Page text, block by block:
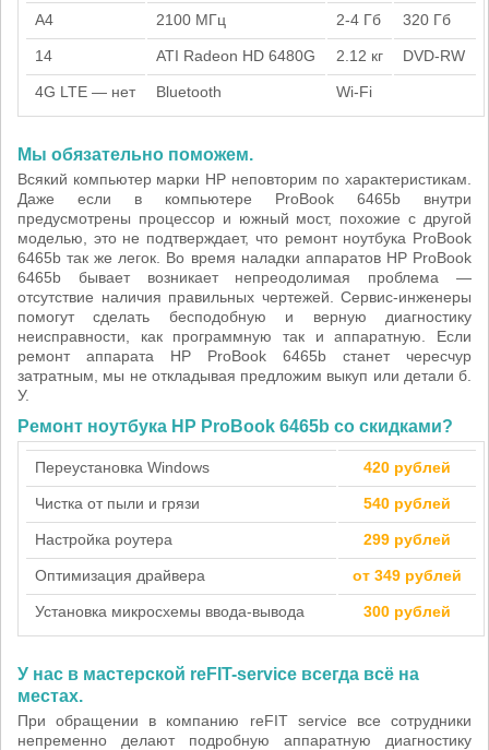
A4 2100 МГц 2-4 Гб 320 Гб
14 ATI Radeon HD 6480G 2.12 кг DVD-RW
4G LTE — нет Bluetooth Wi-Fi
Мы обязательно поможем.
Всякий компьютер марки HP неповторим по характеристикам.
Даже если в компьютере ProBook 6465b внутри
предусмотрены процессор и южный мост, похожие с другой
моделью, это не подтверждает, что ремонт ноутбука ProBook
6465b так же легок. Во время наладки аппаратов HP ProBook
6465b бывает возникает непреодолимая проблема —
отсутствие наличия правильных чертежей. Сервис-инженеры
помогут сделать бесподобную и верную диагностику
неисправности, как программную так и аппаратную. Если
ремонт аппарата HP ProBook 6465b станет чересчур
затратным, мы не откладывая предложим выкуп или детали б.
У.
Ремонт ноутбука HP ProBook 6465b со скидками?
Переустановка Windows 420 рублей
Чистка от пыли и грязи 540 рублей
Настройка роутера 299 рублей
Оптимизация драйвера от 349 рублей
Установка микросхемы ввода-вывода 300 рублей
У нас в мастерской reFIT-service всегда всё на
местах.
При обращении в компанию reFIT service все сотрудники
непременно делают подробную аппаратную диагностику